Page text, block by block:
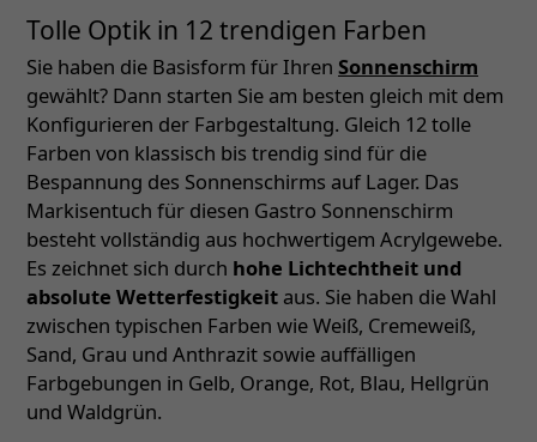
Tolle Optik in 12 trendigen Farben
Sie haben die Basisform für Ihren Sonnenschirm
gewählt? Dann starten Sie am besten gleich mit dem
Konfigurieren der Farbgestaltung. Gleich 12 tolle
Farben von klassisch bis trendig sind für die
Bespannung des Sonnenschirms auf Lager. Das
Markisentuch für diesen Gastro Sonnenschirm
besteht vollständig aus hochwertigem Acrylgewebe.
Es zeichnet sich durch hohe Lichtechtheit und
absolute Wetterfestigkeit aus. Sie haben die Wahl
zwischen typischen Farben wie Weiß, Cremeweiß,
Sand, Grau und Anthrazit sowie auffälligen
Farbgebungen in Gelb, Orange, Rot, Blau, Hellgrün
und Waldgrün.